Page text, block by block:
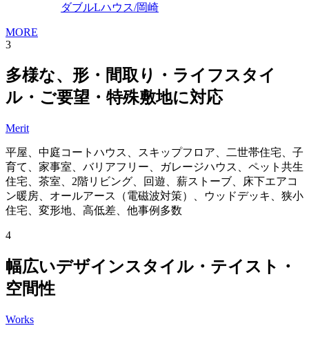
ダブルLハウス/岡崎
MORE
3
多様な、形・間取り・ライフスタイ
ル・ご要望・特殊敷地に対応
Merit
平屋、中庭コートハウス、スキップフロア、二世帯住宅、子
育て、家事室、バリアフリー、ガレージハウス、ペット共生
住宅、茶室、2階リビング、回遊、薪ストーブ、床下エアコ
ン暖房、オールアース（電磁波対策）、ウッドデッキ、狭小
住宅、変形地、高低差、他事例多数
4
幅広いデザインスタイル・テイスト・
空間性
Works